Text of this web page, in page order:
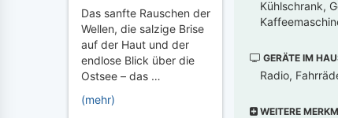
Das sanfte Rauschen der
Wellen, die salzige Brise
auf der Haut und der
endlose Blick über die
Ostsee – das …
(mehr)
Kühlschrank,
GERÄTE IM
Radio,
WEITERE